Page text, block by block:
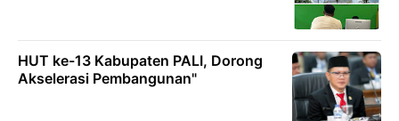
HUT ke-13 Kabupaten PALI, Dorong
Akselerasi Pembangunan"